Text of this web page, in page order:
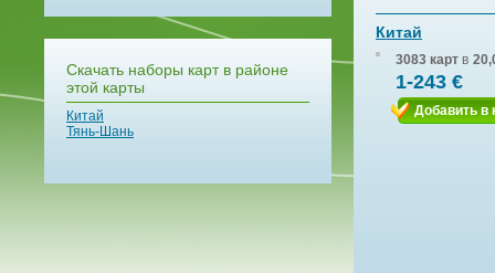
Скачать наборы карт в районе
этой карты
Китай
Тянь-Шань
Китай
3083 карт в
1-243 €
Добавить в